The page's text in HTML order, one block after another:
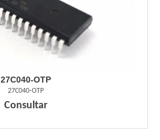
27C040-OTP
27C040-OTP
Consultar